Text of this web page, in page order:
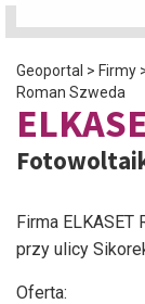
Geoportal > Firmy
Roman Szweda
Firma
przy ulicy
Oferta: